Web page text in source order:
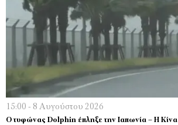
15:00 - 8 Αυγούστου 2026
Ο τυφώνας Dolphin έπληξε την Ιαπωνία – H Κίνα